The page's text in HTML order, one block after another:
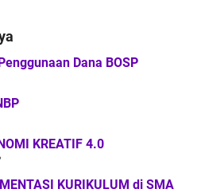
Dana BOSP
KREATIF 4.0
KURIKULUM di SMA